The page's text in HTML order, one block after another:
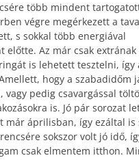
több mindent
végre megérkezett a
s sokkal több energiával
előtte. Az már csak
is lehetett tesztelni, így
hogy a szabadidőm
vagy pedig csavargással
is. Jó pár sorozat
már áprilisban, így ezáltal
sokszor volt jó idő,
csak elmentem itthon.